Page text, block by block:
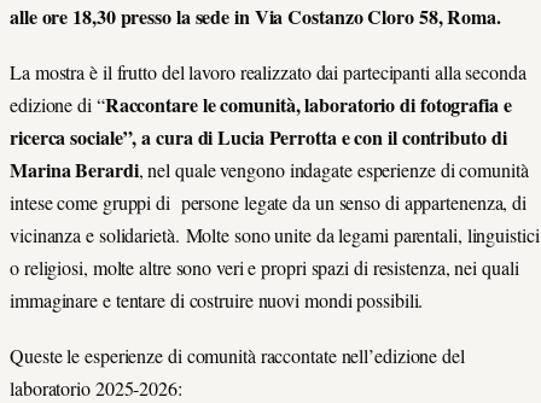
alle ore 18,30 presso la sede in Via Costanzo Cloro 58, Roma.
La mostra è il frutto del lavoro realizzato dai partecipanti alla seconda
edizione di “Raccontare le comunità, laboratorio di fotografia e
ricerca sociale”, a cura di Lucia Perrotta e con il contributo di
Marina Berardi, nel quale vengono indagate esperienze di comunità
intese come gruppi di persone legate da un senso di appartenenza, di
vicinanza e solidarietà. Molte sono unite da legami parentali, linguistici
o religiosi, molte altre sono veri e propri spazi di resistenza, nei quali
immaginare e tentare di costruire nuovi mondi possibili.
Queste le esperienze di comunità raccontate nell’edizione del
laboratorio 2025-2026: